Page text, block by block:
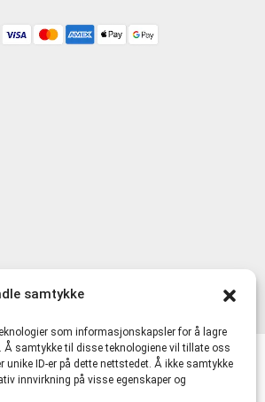
samtykke
som informasjonskapsler for å lagre
samtykke til disse teknologiene vil tillate oss
ID-er på dette nettstedet. Å ikke samtykke
innvirkning på visse egenskaper og